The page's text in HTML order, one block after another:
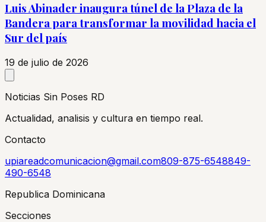
Luis Abinader inaugura túnel de la Plaza de la
Bandera para transformar la movilidad hacia el
Sur del país
19 de julio de 2026
Noticias Sin Poses RD
Actualidad, analisis y cultura en tiempo real.
Contacto
upiareadcomunicacion@gmail.com809-875-6548849-
490-6548
Republica Dominicana
Secciones